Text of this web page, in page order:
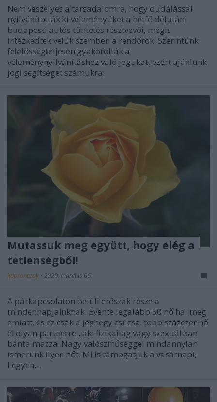
Nem veszélyes a társadalomra, hogy dudálással
nyilvánították ki véleményüket a hétfő délutáni
budapesti autós tüntetés résztvevői, mégis
intézkedtek velük szemben a rendőrök. Szerintünk
felelősségteljesen gyakorolták a
véleménynyilvánításhoz való jogukat, ezért ajánlunk
jogi segítséget számukra.
Mutassuk meg együtt, hogy elég a
tétlenségből!
kapronczay • 2020. március 06.
A párkapcsolaton belüli erőszak része a
mindennapjainknak. Évente legalább 50 nő hal meg
emiatt, és ez csak a jéghegy csúcsa: több százezer nő
él olyan partnerrel, aki fizikailag vagy szexuálisan
bántalmazza. Nagy valószínűséggel mindannyian
ismerünk ilyen nőt. Mi is támogatjuk a vasárnapi,
Legyen…